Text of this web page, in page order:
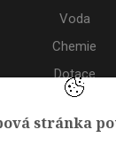
stránka
Voda
Chemie
Dotace
Akce